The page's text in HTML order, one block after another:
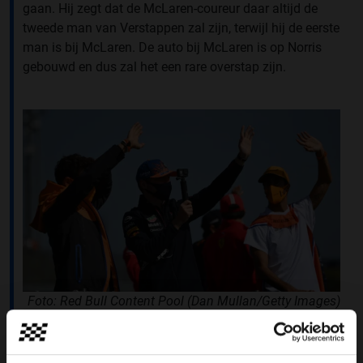
gaan. Hij zegt dat de McLaren-coureur daar altijd de
tweede man van Verstappen zal zijn, terwijl hij de eerste
man is bij McLaren. De auto bij McLaren is op Norris
gebouwd en dus zal het een rare overstap zijn.
Foto: Red Bull Content Pool (Dan Mullan/Getty Images)
Daarnaast denkt Verschuur dat Norris meer kans heeft
op de wereldkampioenschapstitel bij McLaren. Hij zegt